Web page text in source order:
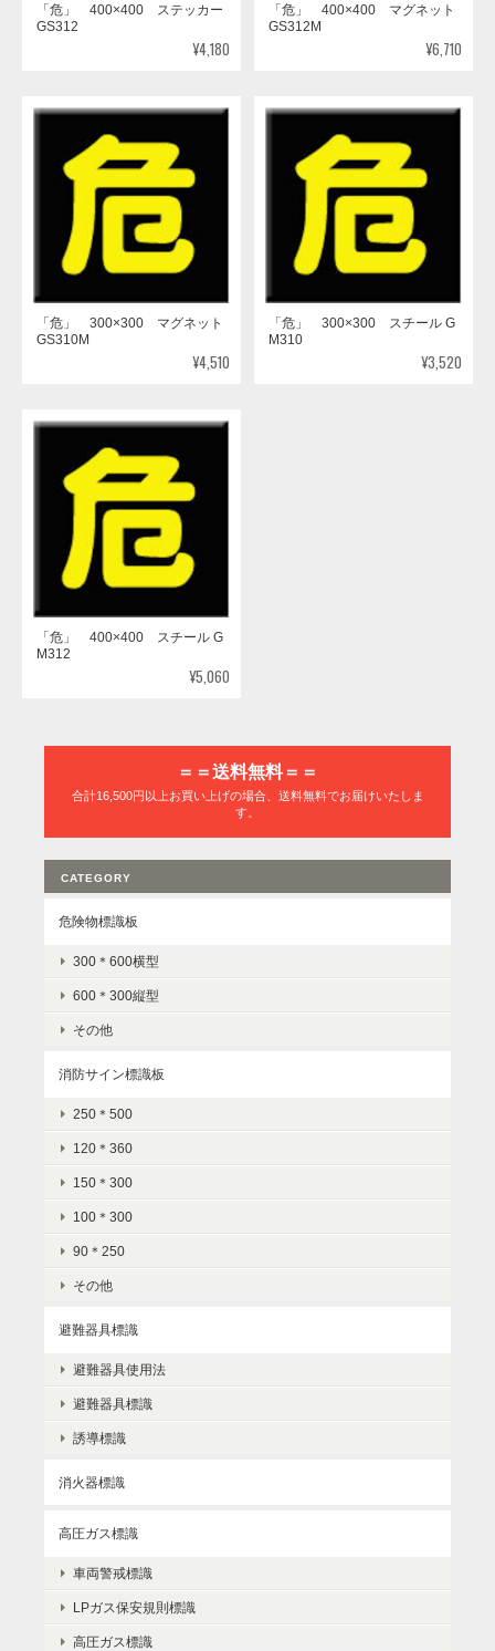
「危」 400×400 ステッカー
GS312
¥4,180
「危」 400×400 マグネット
GS312M
¥6,710
「危」 300×300 マグネット
GS310M
¥4,510
「危」 300×300 スチール G
M310
¥3,520
「危」 400×400 スチール G
M312
¥5,060
＝＝送料無料＝＝
合計16,500円以上お買い上げの場合、送料無料でお届けいたしま
す。
CATEGORY
危険物標識板
300＊600横型
600＊300縦型
その他
消防サイン標識板
250＊500
120＊360
150＊300
100＊300
90＊250
その他
避難器具標識
避難器具使用法
避難器具標識
誘導標識
消火器標識
高圧ガス標識
車両警戒標識
LPガス保安規則標識
高圧ガス標識